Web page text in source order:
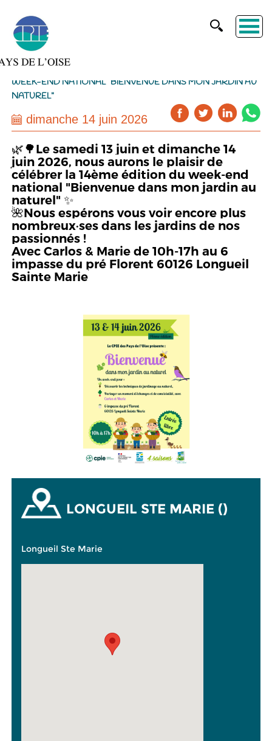
WEEK-END NATIONAL "BIENVENUE DANS MON JARDIN AU
NATUREL"
dimanche 14 juin 2026
🌿🌳Le samedi 13 juin et dimanche 14
juin 2026, nous aurons le plaisir de
célébrer la 14ème édition du week-end
national "Bienvenue dans mon jardin au
naturel" ✨
🌺Nous espérons vous voir encore plus
nombreux·ses dans les jardins de nos
passionnés !
Avec Carlos & Marie de 10h-17h au 6
impasse du pré Florent 60126 Longueil
Sainte Marie
LONGUEIL STE MARIE ()
Longueil Ste Marie